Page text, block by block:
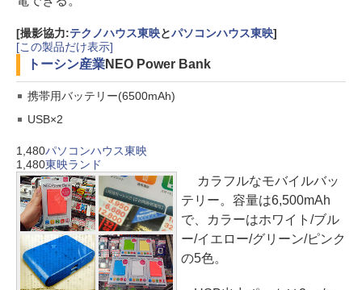
[撮影協力:テクノハウス東映とパソコンハウス東映]
[この製品だけ表示]
トーシン産業NEO Power Bank
携帯用バッテリー(6500mAh)
USB×2
1,480パソコンハウス東映
1,480東映ランド
カラフルなモバイルバッ
テリー。容量は6,500mAh
で、カラーはホワイト/ブル
ー/イエロー/グリーン/ピンク
の5色。